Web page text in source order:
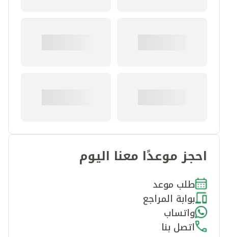
احجز موعدًا معنا اليوم
طلب موعد
بوابة المراجع
واتساب
اتصل بنا